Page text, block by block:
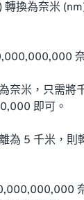
轉換為奈米
奈米，只需將
即可。
為 5 千米，則